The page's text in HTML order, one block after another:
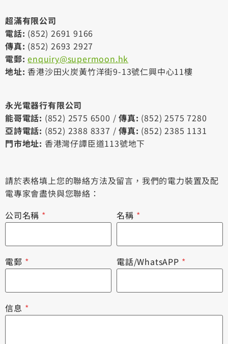
超滿有限公司
電話: (852) 2691 9166
傳真: (852) 2693 2927
電郵: enquiry@supermoon.hk
地址: 香港沙田火炭黃竹洋街9-13號仁興中心11樓
永光電器行有限公司
能哥電話: (852) 2575 6500 /傳真: (852) 2575 7280
亞詩電話: (852) 2388 8337 /傳真: (852) 2385 1131
門市地址: 香港灣仔譚臣道113號地下
請於表格填上您的聯絡方法及留言，我們的電力裝置及配
電專家會盡快與您聯絡：
公司名稱 * 名稱 *
電郵 * 電話/WhatsAPP *
信息 *